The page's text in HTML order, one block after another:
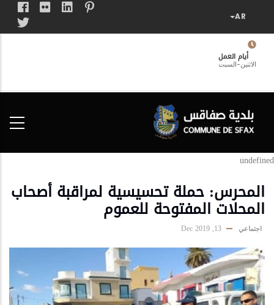
المحتوى
الرئيسيأيام العمل
الاثنين-السبت
undefined
المحرس: حملة تحسيسية لمراقبة أصحاب
المحلات المفتوحة للعموم
اجتماعي